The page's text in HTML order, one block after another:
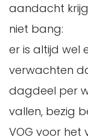
aandacht
niet bang:
er is altijd wel
verwachten
dagdeel per
vallen, bezig
VOG voor het